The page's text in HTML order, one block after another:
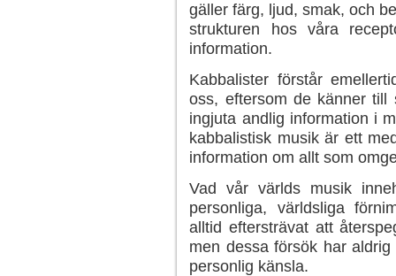
gäller färg, ljud, smak, och
strukturen hos våra
information.
Kabbalister förstår
oss, eftersom de känner till
ingjuta andlig information i
kabbalistisk musik är ett
information om allt som
Vad vår världs musik
personliga, världsliga
alltid eftersträvat att
men dessa försök har
personlig känsla.